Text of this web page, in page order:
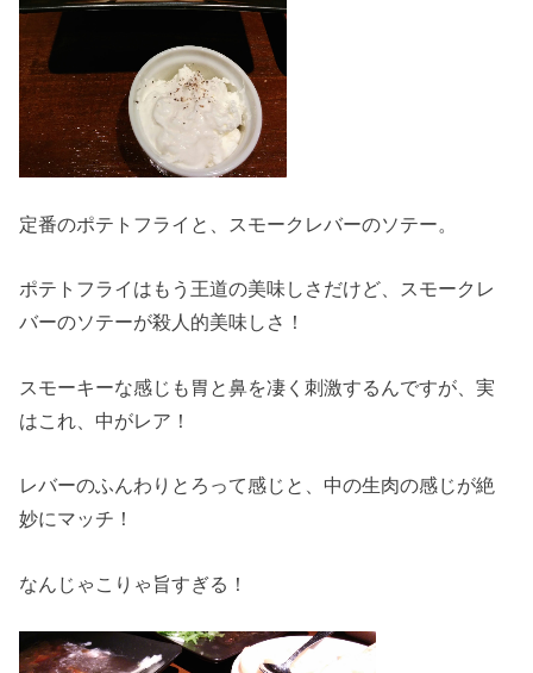
定番のポテトフライと、スモークレバーのソテー。
ポテトフライはもう王道の美味しさだけど、スモークレ
バーのソテーが殺人的美味しさ！
スモーキーな感じも胃と鼻を凄く刺激するんですが、実
はこれ、中がレア！
レバーのふんわりとろって感じと、中の生肉の感じが絶
妙にマッチ！
なんじゃこりゃ旨すぎる！